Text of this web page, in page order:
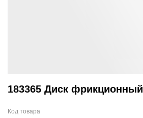
183365 Диск фрикционный
Код товара